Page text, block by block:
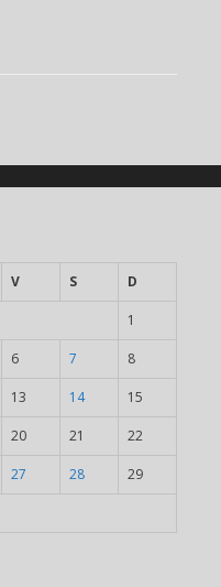
V S D
1
6 7 8
13 14 15
20 21 22
27 28 29